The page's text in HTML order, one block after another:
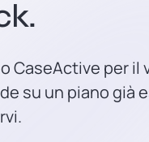
CaseActive per il
su un piano già